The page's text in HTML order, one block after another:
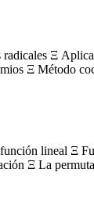
Ξ
Ξ Método
lineal Ξ
Ξ La